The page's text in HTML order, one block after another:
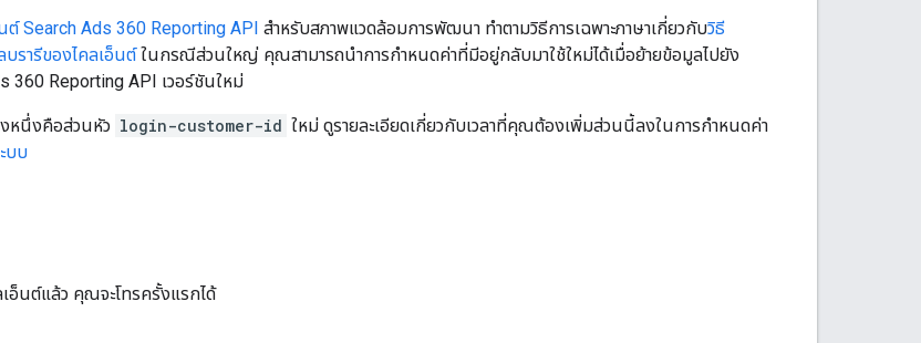
ต์ Search Ads 360 Reporting API สำหรับสภาพแวดล้อมการพัฒนา ทำตามวิธีการเฉพาะภาษาเกี่ยวกับวิธี
บรารีของไคลเอ็นต์ในกรณีส่วนใหญ่ คุณสามารถนำการกำหนดค่าที่มีอยู่กลับมาใช้ใหม่ได้เมื่อย้ายข้อมูลไปยัง
360 Reporting API เวอร์ชันใหม่
หนึ่งคือส่วนหัว login-customer-id ใหม่ ดูรายละเอียดเกี่ยวกับเวลาที่คุณต้องเพิ่มส่วนนี้ลงในการกำหนดค่า
บบ
เอ็นต์แล้ว คุณจะโทรครั้งแรกได้